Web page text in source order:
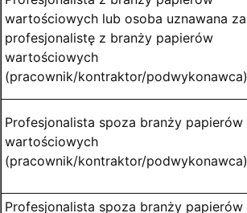
wartościowych lub osoba uznawana za
profesjonalistę z branży papierów
wartościowych
(pracownik/kontraktor/podwykonawca)
Profesjonalista spoza branży papierów
wartościowych
(pracownik/kontraktor/podwykonawca)
Profesjonalista spoza branży papierów